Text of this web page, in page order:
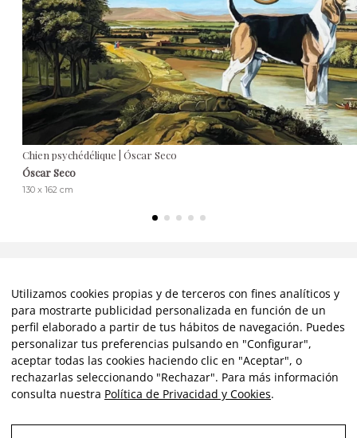
Chien psychédélique | Óscar Seco
Óscar Seco
130 x 162 cm
Avis clients
★★★★★
Un service excellent et complet du début à la fin. Un accès à
novice dans ce domaine, je me suis sentie très bien informée
Utilizamos cookies propias y de terceros con fines analíticos y
para mostrarte publicidad personalizada en función de un
perfil elaborado a partir de tus hábitos de navegación. Puedes
personalizar tus preferencias pulsando en "Configurar",
aceptar todas las cookies haciendo clic en "Aceptar", o
rechazarlas seleccionando "Rechazar". Para más información
consulta nuestra Política de Privacidad y Cookies.